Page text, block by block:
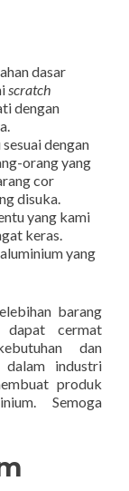
dasar
scratch
dengan
dengan
orang yang
cor
disuka.
yang kami
keras.
yang
barang
dapat cermat
dan
dalam industri
produk
Semoga